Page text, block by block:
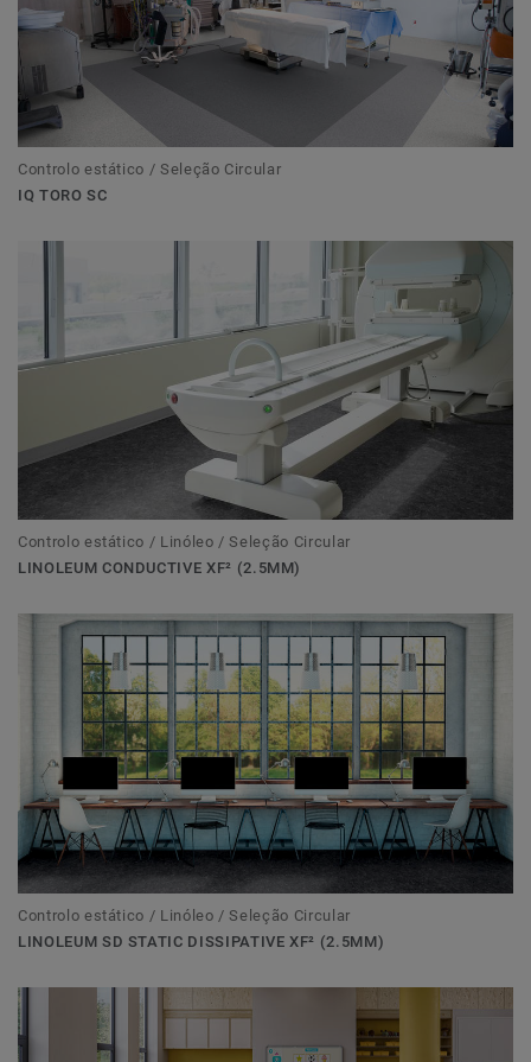
Controlo estático / Seleção Circular
IQ TORO SC
Controlo estático / Linóleo / Seleção Circular
LINOLEUM CONDUCTIVE XF² (2.5MM)
Controlo estático / Linóleo / Seleção Circular
LINOLEUM SD STATIC DISSIPATIVE XF² (2.5MM)